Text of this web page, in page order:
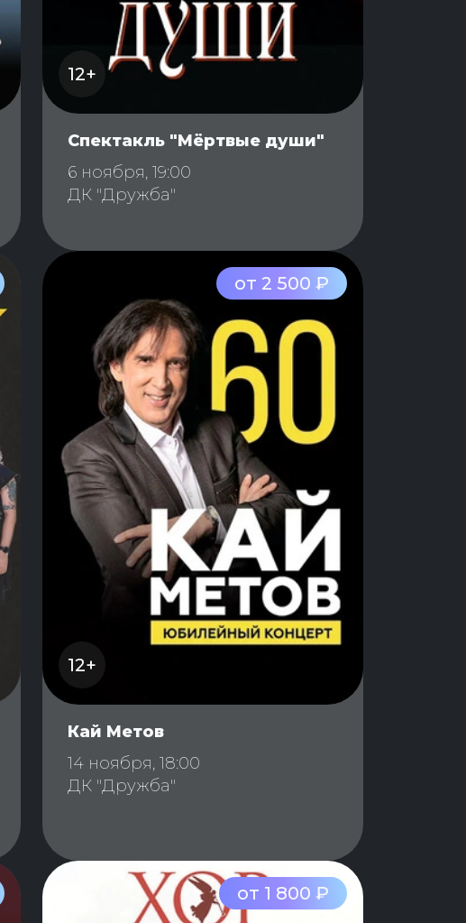
12+
Спектакль "Мёртвые души"
6 ноября, 19:00
ДК "Дружба"
от 2 500 ₽
12+
Кай Метов
14 ноября, 18:00
ДК "Дружба"
от 1 800 ₽